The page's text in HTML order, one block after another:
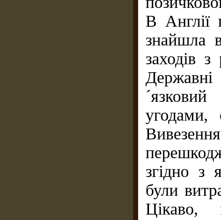
В Англії
знайшла
заходів з
угодами,
згідно з
були
Цікаво,